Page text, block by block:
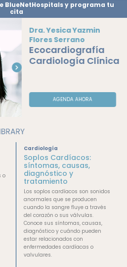
BlueNetHospitals y programa tu
cita
Dra. Yesica Yazmin
Flores Serrano
Ecocardiografía
Cardiología Clínica
AGENDA AHORA
o
Cardiología
Soplos Cardíacos:
síntomas, causas,
diagnóstico y
tratamiento
Los soplos cardíacos son sonidos
anormales que se producen
cuando la sangre fluye a través
del corazón o sus válvulas.
Conoce sus síntomas, causas,
diagnóstico y cuándo pueden
estar relacionados con
enfermedades cardíacas o
valvulares.